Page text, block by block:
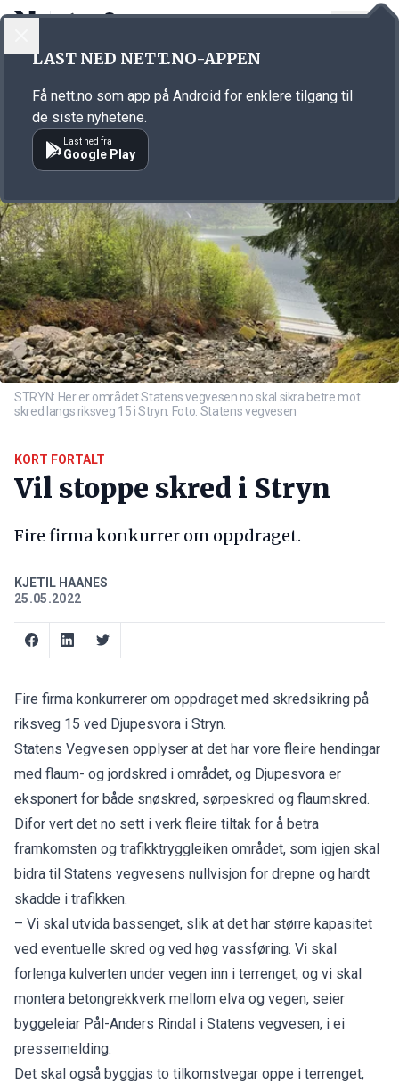
Annonsørinnhold
STRYN: Her er området Statens vegvesen no skal sikra betre mot
skred langs riksveg 15 i Stryn. Foto: Statens vegvesen
KORT FORTALT
Vil stoppe skred i Stryn
Fire firma konkurrer om oppdraget.
KJETIL HAANES
25.05.2022
Fire firma konkurrerer om oppdraget med skredsikring på
riksveg 15 ved Djupesvora i Stryn.
Statens Vegvesen opplyser at det har vore fleire hendingar
med flaum- og jordskred i området, og Djupesvora er
eksponert for både snøskred, sørpeskred og flaumskred.
Difor vert det no sett i verk fleire tiltak for å betra
framkomsten og trafikktryggleiken området, som igjen skal
bidra til Statens vegvesens nullvisjon for drepne og hardt
skadde i trafikken.
– Vi skal utvida bassenget, slik at det har større kapasitet
ved eventuelle skred og ved høg vassføring. Vi skal
forlenga kulverten under vegen inn i terrenget, og vi skal
montera betongrekkverk mellom elva og vegen, seier
byggeleiar Pål-Anders Rindal i Statens vegvesen, i ei
pressemelding.
Det skal også byggjas to tilkomstvegar oppe i terrenget,
LAST NED NETT.NO-APPEN
Få nett.no som app på Android for enklere tilgang til
de siste nyhetene.
Last ned fra
Google Play